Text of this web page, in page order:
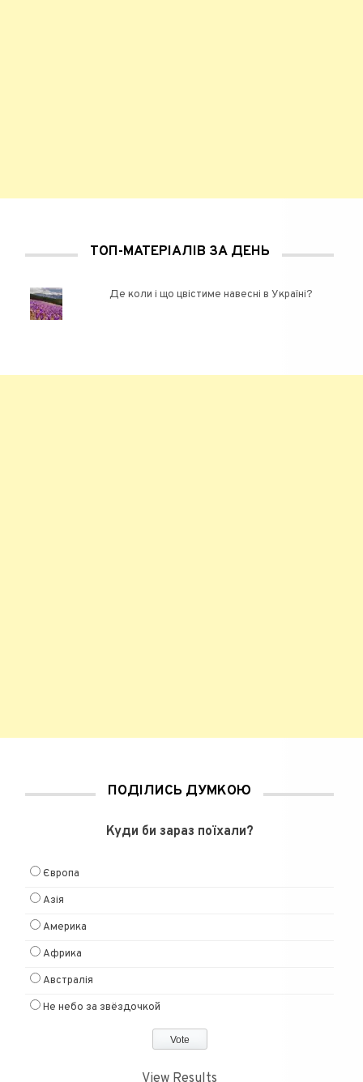
ТОП-МАТЕРІАЛІВ ЗА ДЕНЬ
Де коли і що цвістиме навесні в Україні?
ПОДІЛИСЬ ДУМКОЮ
Куди би зараз поїхали?
Європа
Азія
Америка
Африка
Австралія
Не небо за звёздочкой
View Results